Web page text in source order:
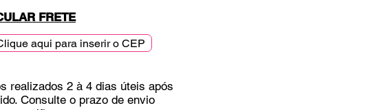
FRETE
aqui para inserir o CEP
realizados 2 à 4 dias úteis após
Consulte o prazo de envio